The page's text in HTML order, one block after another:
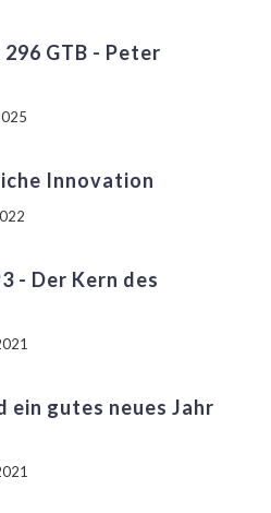
GTB - Peter
Innovation
- Der Kern des
ein gutes neues Jahr